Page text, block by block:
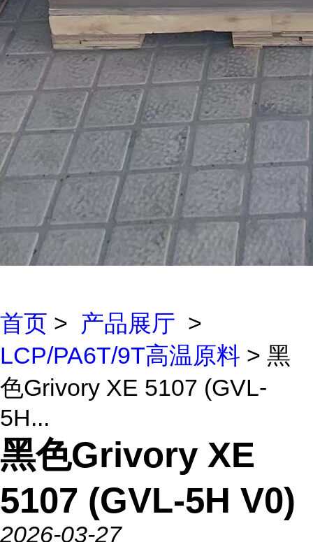
首页 > 产品展厅 >
LCP/PA6T/9T高温原料 > 黑
色Grivory XE 5107 (GVL-
5H...
黑色Grivory XE
5107 (GVL-5H V0)
2026-03-27